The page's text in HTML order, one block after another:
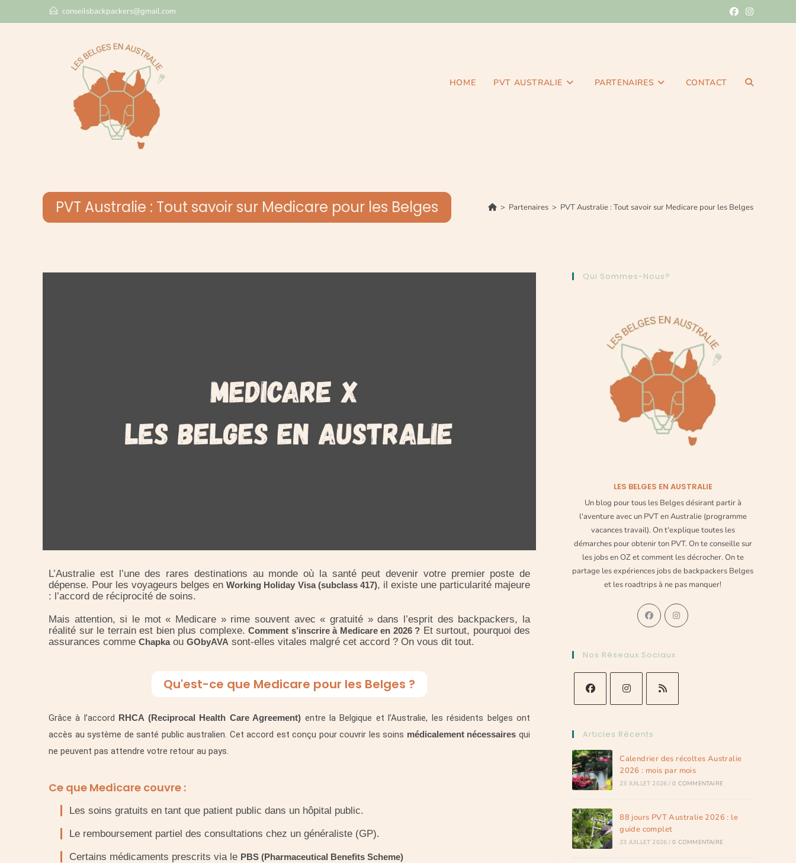
conseilsbackpackers@gmail.com
HOME PVT AUSTRALIE PARTENAIRES CONTACT
PVT Australie : Tout savoir sur Medicare pour les Belges > Partenaires > PVT Australie : Tout savoir sur Medicare pour les Belges
L’Australie est l’une des rares destinations au monde où la santé peut devenir votre premier poste de
dépense. Pour les voyageurs belges enWorking Holiday Visa (subclass 417), il existe une particularité majeure
: l’accord de réciprocité de soins.
Mais attention, si le mot « Medicare » rime souvent avec « gratuité » dans l’esprit des backpackers, la
réalité sur le terrain est bien plus complexe. Comment s’inscrire à Medicare en 2026 ? Et surtout, pourquoi des
assurances comme Chapkaou GObyAVA sont-elles vitales malgré cet accord ? On vous dit tout.
Qu'est-ce que Medicare pour les Belges ?
Grâce à l’accord RHCA (Reciprocal Health Care Agreement) entre la Belgique et l’Australie, les résidents belges ont
accès au système de santé public australien. Cet accord est conçu pour couvrir les soins médicalement nécessaires qui
ne peuvent pas attendre votre retour au pays.
Ce que Medicare couvre :
Les soins gratuits en tant que patient public dans un hôpital public.
Le remboursement partiel des consultations chez un généraliste (GP).
Certains médicaments prescrits via le PBS (Pharmaceutical Benefits Scheme)
Qui Sommes-Nous?
LES BELGES EN AUSTRALIE
Un blog pour tous les Belges désirant partir à
l'aventure avec un PVT en Australie (programme
vacances travail). On t'explique toutes les
démarches pour obtenir ton PVT. On te conseille sur
les jobs en OZ et comment les décrocher. On te
partage les expériences jobs de backpackers Belges
et les roadtrips à ne pas manquer!
Nos Réseaux Sociaux
Articles Récents
Calendrier des récoltes Australie
2026 : mois par mois
23 JUILLET 2026 / 0 COMMENTAIRE
88 jours PVT Australie 2026 : le
guide complet
23 JUILLET 2026 / 0 COMMENTAIRE